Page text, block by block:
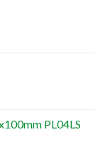
PL04LS